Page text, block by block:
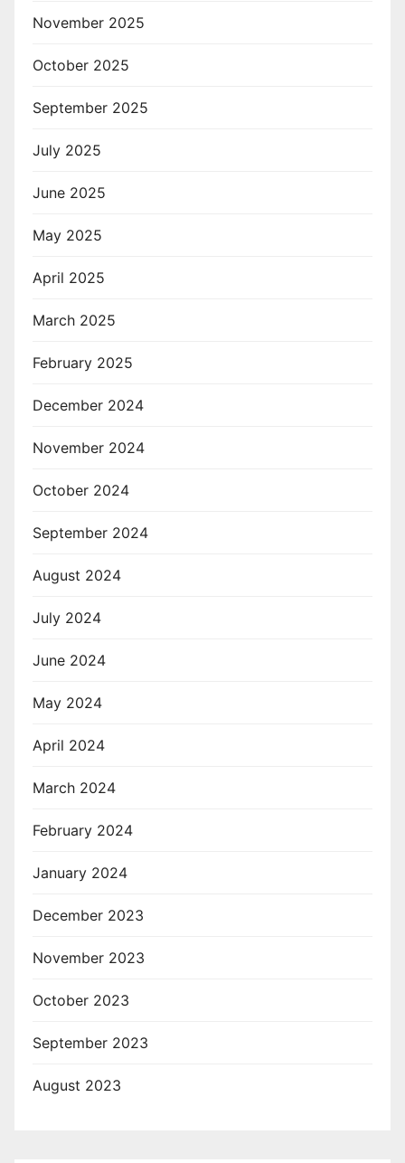
November 2025
October 2025
September 2025
July 2025
June 2025
May 2025
April 2025
March 2025
February 2025
December 2024
November 2024
October 2024
September 2024
August 2024
July 2024
June 2024
May 2024
April 2024
March 2024
February 2024
January 2024
December 2023
November 2023
October 2023
September 2023
August 2023